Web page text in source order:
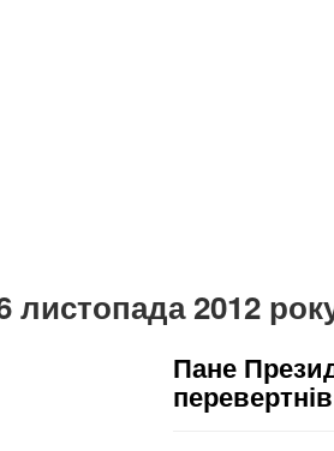
2012
Пане